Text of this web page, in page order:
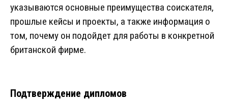
указываются основные преимущества соискателя,
прошлые кейсы и проекты, а также информация о
том, почему он подойдет для работы в конкретной
британской фирме.
Подтверждение дипломов